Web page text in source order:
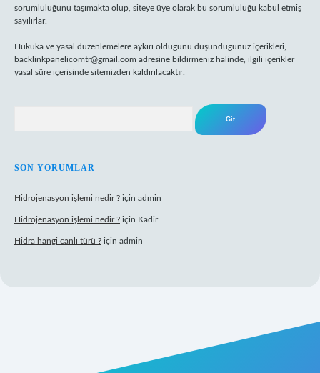
sorumluluğunu taşımakta olup, siteye üye olarak bu sorumluluğu kabul etmiş
sayılırlar.
Hukuka ve yasal düzenlemelere aykırı olduğunu düşündüğünüz içerikleri,
backlinkpanelicomtr@gmail.com adresine bildirmeniz halinde, ilgili içerikler
yasal süre içerisinde sitemizden kaldırılacaktır.
SON YORUMLAR
Hidrojenasyon işlemi nedir ? için admin
Hidrojenasyon işlemi nedir ? için Kadir
Hidra hangi canlı türü ? için admin